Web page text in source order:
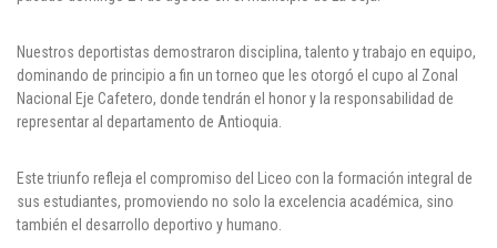
Nuestros deportistas demostraron disciplina, talento y trabajo en equipo,
dominando de principio a fin un torneo que les otorgó el cupo al Zonal
Nacional Eje Cafetero, donde tendrán el honor y la responsabilidad de
representar al departamento de Antioquia.
Este triunfo refleja el compromiso del Liceo con la formación integral de
sus estudiantes, promoviendo no solo la excelencia académica, sino
también el desarrollo deportivo y humano.